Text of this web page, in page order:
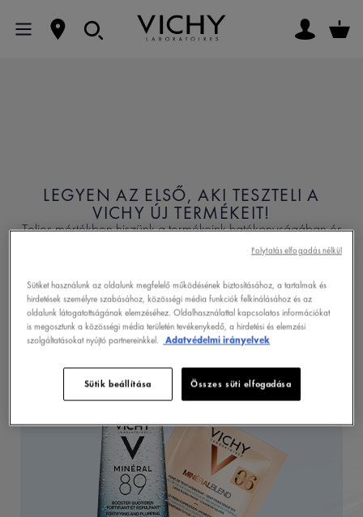
LEGYEN AZ ELSŐ, AKI TESZTELI A
VICHY ÚJ TERMÉKEIT!
Teljes mértékben hiszünk a termékeink hatékonyságában és
biztonságosságában, ezért örülnénk, ha tesztelné új
Sütiket használunk az oldalunk megfelelő működésének biztosításához, a tartalmak és
hirdetések személyre szabásához, közösségi média funkciók felkínálásához és az
oldalunk látogatottságának elemzéséhez. Oldalhasználattal kapcsolatos információkat
is megosztunk a közösségi média területén tevékenykedő, a hirdetési és elemzési
szolgáltatásokat nyújtó partnereinkkel.
Adatvédelmi irányelvek
Sütik beállítása Összes süti elfogadása
Folytatás elfogadás nélkül